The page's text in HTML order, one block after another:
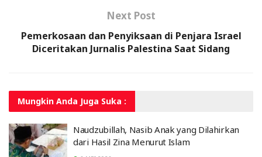
Next Post
Pemerkosaan dan Penyiksaan di Penjara Israel
Diceritakan Jurnalis Palestina Saat Sidang
Mungkin Anda Juga Suka :
Naudzubillah, Nasib Anak yang Dilahirkan
dari Hasil Zina Menurut Islam